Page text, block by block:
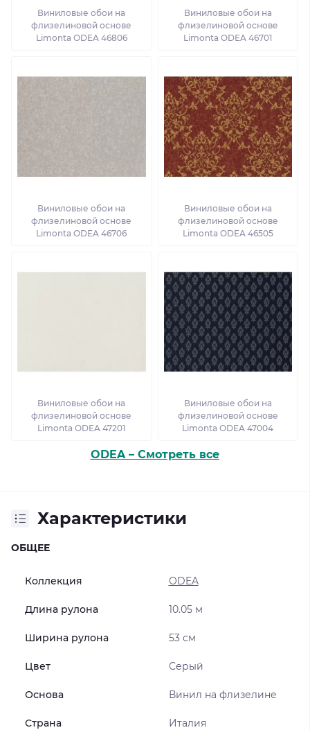
Виниловые обои на
флизелиновой основе
Limonta ODEA 46806
Виниловые обои на
флизелиновой основе
Limonta ODEA 46701
Виниловые обои на
флизелиновой основе
Limonta ODEA 46706
Виниловые обои на
флизелиновой основе
Limonta ODEA 46505
Виниловые обои на
флизелиновой основе
Limonta ODEA 47201
Виниловые обои на
флизелиновой основе
Limonta ODEA 47004
ODEA – Смотреть все
Характеристики
ОБЩЕЕ
Коллекция ODEA
Длина рулона 10.05 м
Ширина рулона 53 см
Цвет Серый
Основа Винил на флизелине
Страна Италия